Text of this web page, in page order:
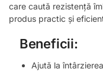
care caută rezistență
produs practic și
Beneficii:
Ajută la